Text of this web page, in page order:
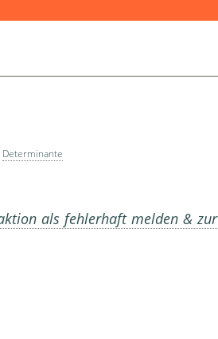
Determinante
als fehlerhaft melden & zur